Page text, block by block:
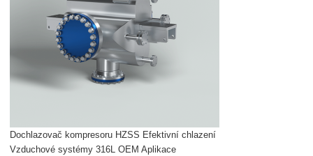
Dochlazovač kompresoru HZSS Efektivní chlazení
Vzduchové systémy 316L OEM Aplikace